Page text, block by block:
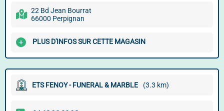
22 Bd Jean Bourrat
66000 Perpignan
PLUS D'INFOS SUR CETTE MAGASIN
ETS FENOY - FUNERAL & MARBLE (3.3 km)